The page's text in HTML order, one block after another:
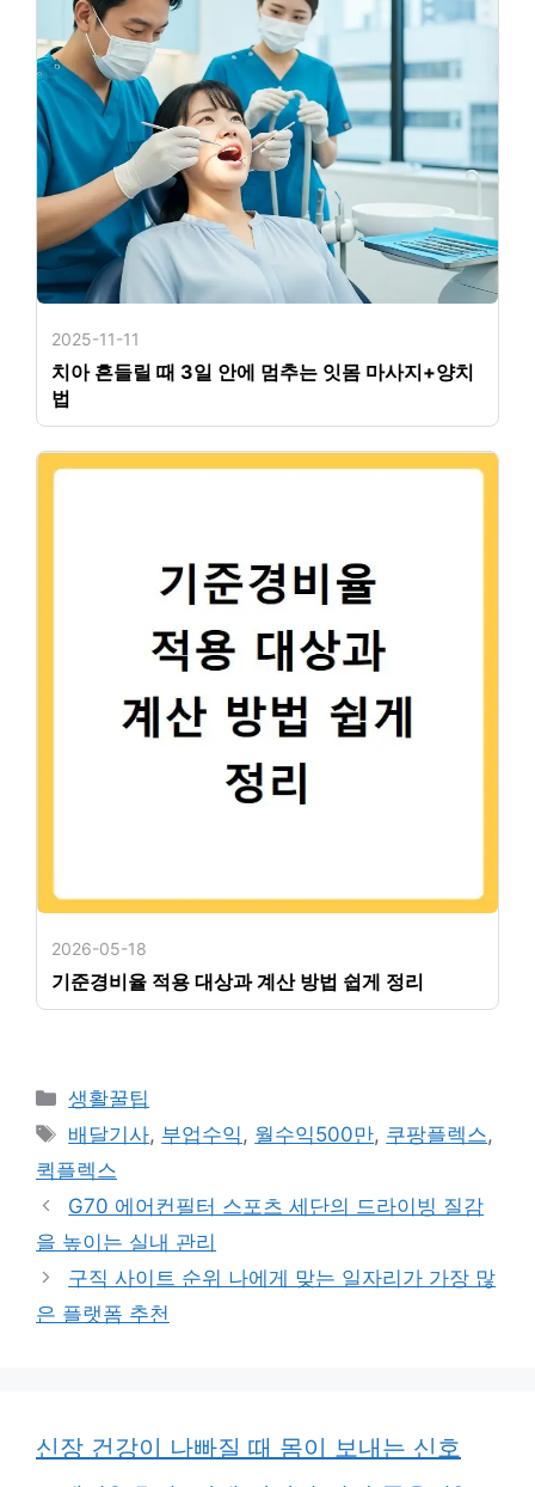
2025-11-11
치아 흔들릴 때 3일 안에 멈추는 잇몸 마사지+양치
법
2026-05-18
기준경비율 적용 대상과 계산 방법 쉽게 정리
카
테
고
리
생활꿀팁
태
그
배달기사, 부업수익 , 월수익500만, 쿠팡플렉스,
퀵플렉스
G70 에어컨필터 스포츠 세단의 드라이빙 질감
을 높이는 실내 관리
구직 사이트 순위 나에게 맞는 일자리가 가장 많
은 플랫폼 추천
신장 건강이 나빠질 때 몸이 보내는 신호